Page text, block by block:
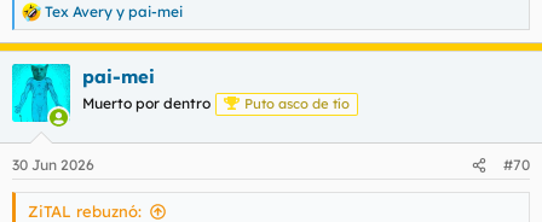
R
e
a
c
c
i
e
s
Tex Avery y pai-mei
pai-mei
Muerto por dentro Puto asco de tío
30 Jun 2026 #70
ZiTAL rebuznó: